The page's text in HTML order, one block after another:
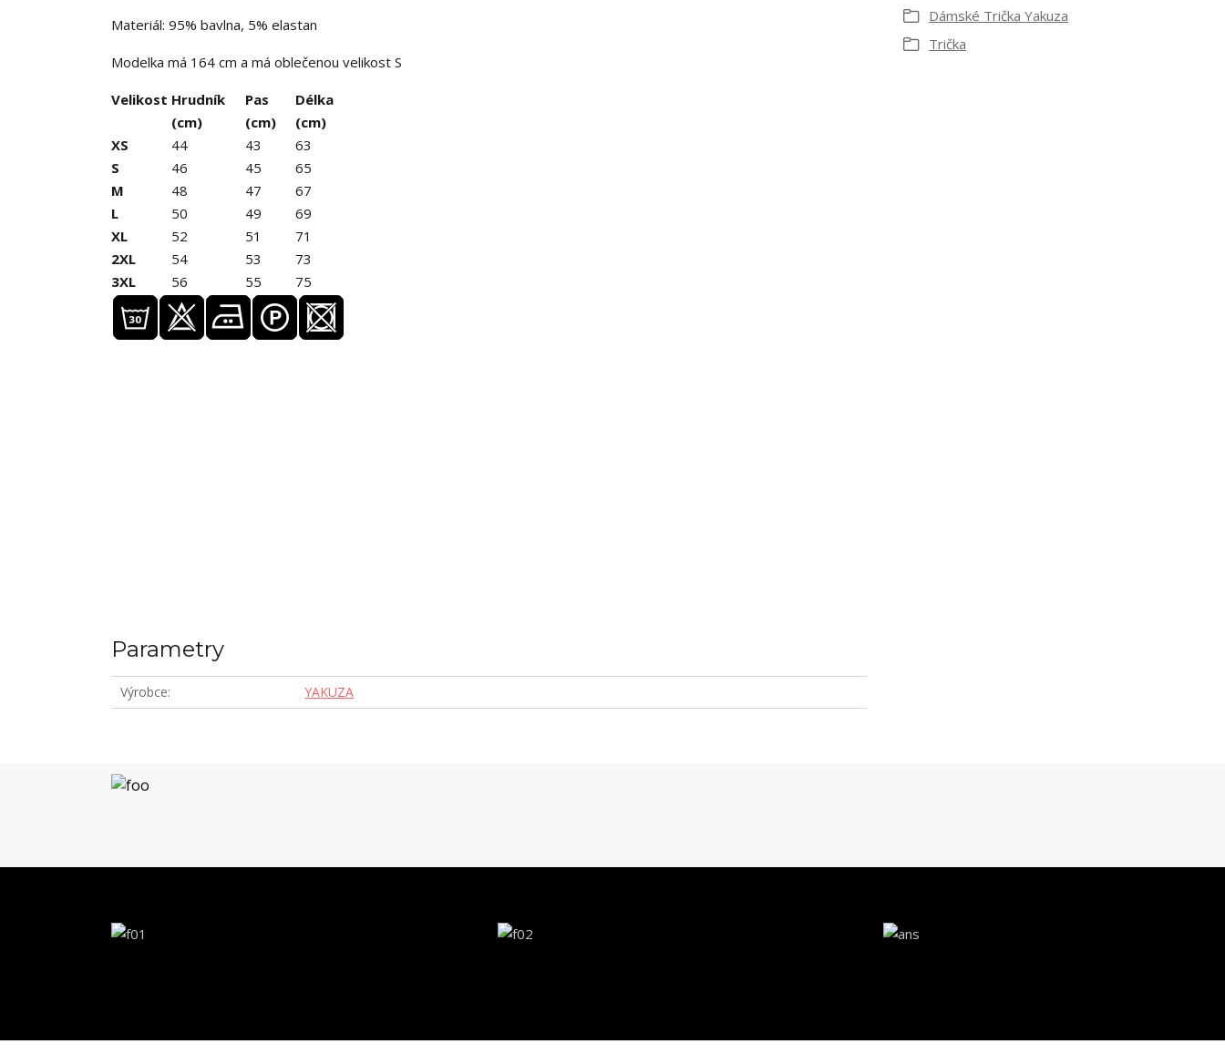
Materiál: 95% bavlna, 5% elastan
Modelka má 164 cm a má oblečenou velikost S
Velikost Hrudník
(cm)
Pas
(cm)
Délka
(cm)
XS
44 43
63
S
46 45
65
M
48 47
67
L
50 49
69
XL
52 51
71
2XL
54 53
73
3XL
56 55 75
Parametry
Výrobce YAKUZA
Dámské Trička Yakuza
Trička